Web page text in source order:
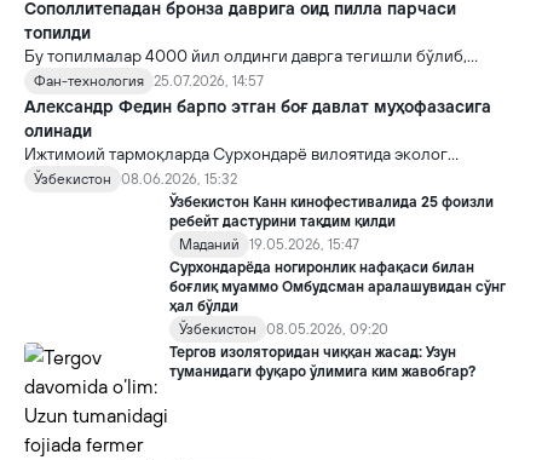
Сополлитепадан бронза даврига оид пилла парчаси
топилди
Бу топилмалар 4000 йил олдинги даврга тегишли бўлиб,
ҳозирча илм-фанга маълум бўлган энг қадимги хонаки ипак
қурти пиллалари ҳисобланади.
Фан-технология 25.07.2026, 14:57
Александр Федин барпо этган боғ давлат муҳофазасига
олинади
Ижтимоий тармоқларда Сурхондарё вилоятида эколог
Александр Федин томонидан барпо этилган боғ тақдири ҳамда
унинг саломатлиги билан боғлиқ хабарлар кенг муҳокама
қилинганидан сўнг, мазкур масала Ўзбекистон Республикаси
Президенти Администрацияси ва унинг ҳузуридаги Экология
ва иқлим ўзгариши миллий қўмитаси томонидан алоҳида
Ўзбекистон
08.06.2026, 15:32
Ўзбекистон Канн кинофестивалида 25 фоизли
ребейт дастурини тақдим қилди
Маданий
19.05.2026, 15:47
Сурхондарёда ногиронлик нафақаси билан
боғлиқ муаммо Омбудсман аралашувидан сўнг
ҳал бўлди
Ўзбекистон
08.05.2026, 09:20
Тергов изоляторидан чиққан жасад: Узун
туманидаги фуқаро ўлимига ким жавобгар?